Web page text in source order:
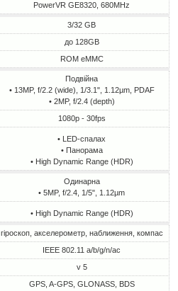
PowerVR GE8320, 680MHz
3/32 GB
до 128GB
ROM eMMC
Подвійна
• 13MP, f/2.2 (wide), 1/3.1", 1.12µm, PDAF
• 2MP, f/2.4 (depth)
1080p - 30fps
• LED-спалах
• Панорама
• High Dynamic Range (HDR)
Одинарна
• 5MP, f/2.4, 1/5", 1.12µm
• High Dynamic Range (HDR)
гіроскоп, акселерометр, наближення, компас
IEEE 802.11 a/b/g/n/ac
v 5
GPS, A-GPS, GLONASS, BDS